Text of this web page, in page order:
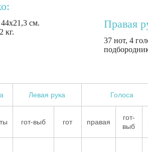
44х21,3 см.
кг.
Правая
37 нот, 4
Левая рука Голоса
гот-выб гот правая
гот-
выб